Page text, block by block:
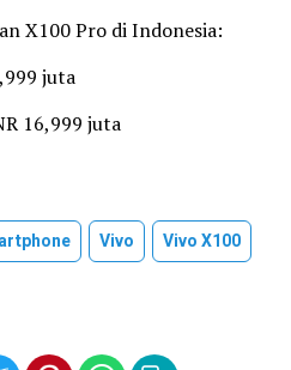
X100 Pro di Indonesia:
juta
16,999 juta
Vivo
Vivo X100